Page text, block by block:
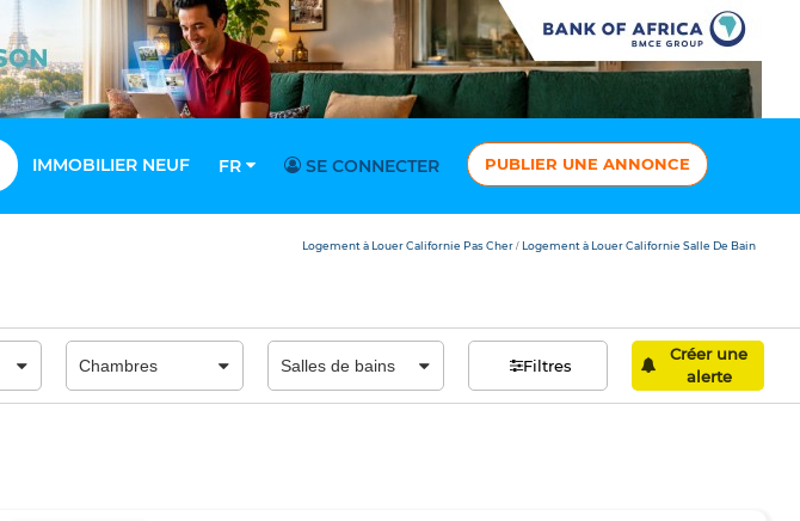
IMMOBILIER NEUF FR SE CONNECTER PUBLIER UNE ANNONCE
Logement à Louer Californie Pas Cher / Logement à Louer Californie Salle De Bain
Filtres
Créer une
alerte